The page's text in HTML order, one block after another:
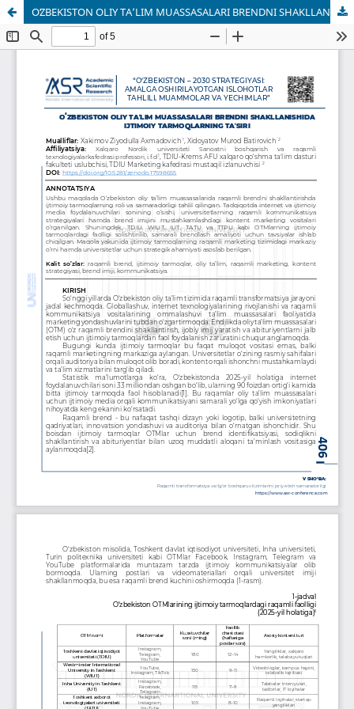
OʻZBEKISTON OLIY TAʼLIM MUASSASALARI BRENDNI SHAKLLANISHIDA IJTIMOIY TARMOQLARNING TAʼSIRI